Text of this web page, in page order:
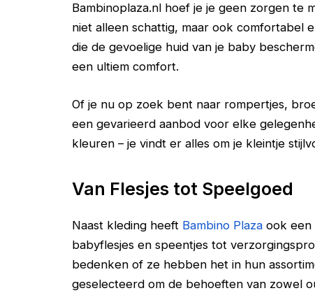
Bambinoplaza.nl hoef je je geen zorgen te
niet alleen schattig, maar ook comfortabel
die de gevoelige huid van je baby
een ultiem comfort.
Of je nu op zoek bent naar rompertjes,
een gevarieerd aanbod voor elke
kleuren – je vindt er alles om je kleintje
Van Flesjes tot Speelgoed
Naast kleding heeft Bambino Plaza ook een
babyflesjes en speentjes tot
bedenken of ze hebben het in hun
geselecteerd om de behoeften van zowel